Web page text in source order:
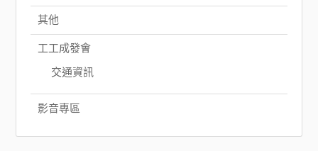
其他
工工成發會
交通資訊
影音專區